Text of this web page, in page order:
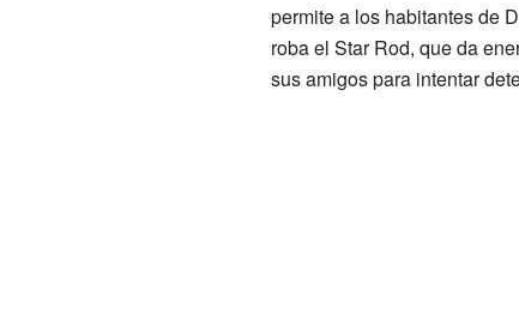
permite a los habitantes de
roba el Star Rod, que da
sus amigos para intentar